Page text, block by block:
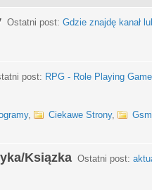
Ostatni post: Gdzie znajdę kanał
post: RPG - Role Playing
, Ciekawe Strony,
Gsm
Ksiązka Ostatni post: